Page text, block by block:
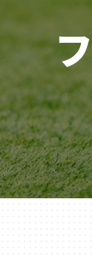
浦
（さいたま市